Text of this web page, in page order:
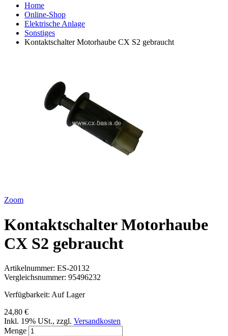
Home
Online-Shop
Elektrische Anlage
Sonstiges
Kontaktschalter Motorhaube CX S2 gebraucht
Zoom
Kontaktschalter Motorhaube
CX S2 gebraucht
Artikelnummer: ES-20132
Vergleichsnummer: 95496232
Verfügbarkeit: Auf Lager
24,80 €
Inkl. 19% USt., zzgl. Versandkosten
Menge